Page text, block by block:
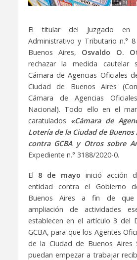
El titular del Juzgado en
Administrativo y Tributario n.°
Buenos Aires, Osvaldo O.
rechazar la medida cautelar
Cámara de Agencias Oficiales
Ciudad de Buenos Aires
Cámara de Agencias
Nacional). Todo ello en el
caratulados «Cámara de
Lotería de la Ciudad de Buenos
contra GCBA y Otros sobre
Expediente n.° 3188/2020-0.
El 8 de mayo inició acción
entidad contra el Gobierno
Buenos Aires a fin de
ampliación de actividades
establecen en el artículo 3 del
GCBA, para que los Agentes
de la Ciudad de Buenos Aires
puedan empezar a trabajar